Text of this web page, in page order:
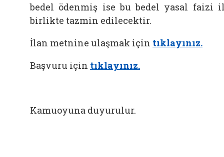
bedel ödenmiş ise bu bedel yasal faizi
birlikte tazmin edilecektir.
İlan metnine ulaşmak için tıklayınız.
Başvuru için tıklayınız.
Kamuoyuna duyurulur.